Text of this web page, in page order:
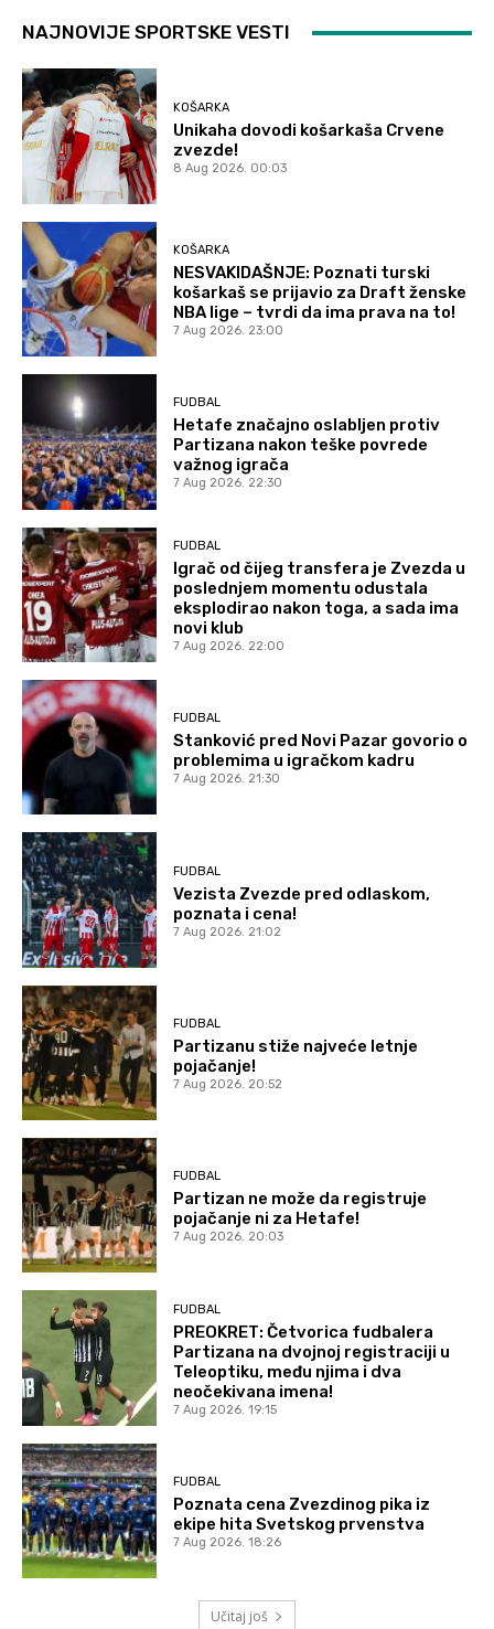
NAJNOVIJE SPORTSKE VESTI
KOŠARKA
Unikaha dovodi košarkaša Crvene
zvezde!
8 Aug 2026. 00:03
KOŠARKA
NESVAKIDAŠNJE: Poznati turski
košarkaš se prijavio za Draft ženske
NBA lige – tvrdi da ima prava na to!
7 Aug 2026. 23:00
FUDBAL
Hetafe značajno oslabljen protiv
Partizana nakon teške povrede
važnog igrača
7 Aug 2026. 22:30
FUDBAL
Igrač od čijeg transfera je Zvezda u
poslednjem momentu odustala
eksplodirao nakon toga, a sada ima
novi klub
7 Aug 2026. 22:00
FUDBAL
Stanković pred Novi Pazar govorio o
problemima u igračkom kadru
7 Aug 2026. 21:30
FUDBAL
Vezista Zvezde pred odlaskom,
poznata i cena!
7 Aug 2026. 21:02
FUDBAL
Partizanu stiže najveće letnje
pojačanje!
7 Aug 2026. 20:52
FUDBAL
Partizan ne može da registruje
pojačanje ni za Hetafe!
7 Aug 2026. 20:03
FUDBAL
PREOKRET: Četvorica fudbalera
Partizana na dvojnoj registraciji u
Teleoptiku, među njima i dva
neočekivana imena!
7 Aug 2026. 19:15
FUDBAL
Poznata cena Zvezdinog pika iz
ekipe hita Svetskog prvenstva
7 Aug 2026. 18:26
Učitaj još